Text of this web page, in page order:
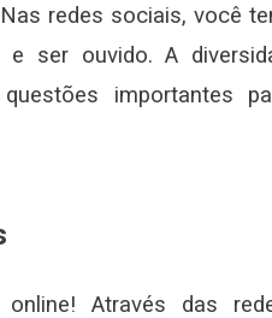
redes sociais, você
ser ouvido. A
importantes
Através das